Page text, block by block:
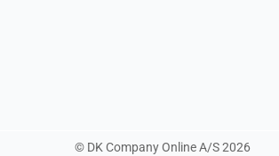
© DK Company Online A/S2026